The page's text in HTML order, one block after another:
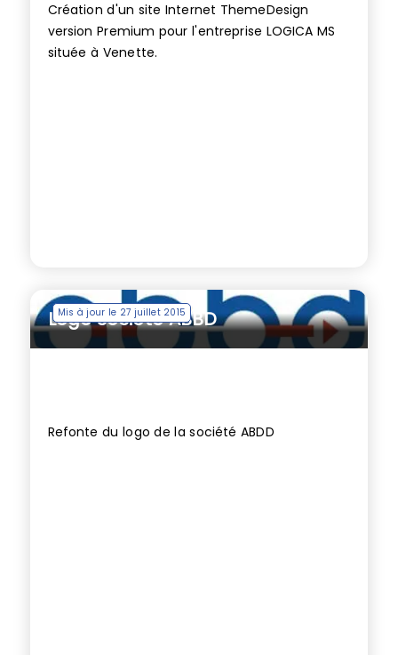
Création d'un site Internet ThemeDesign
version Premium pour l'entreprise LOGICA MS
située à Venette.
Mis à jour le 27 juillet 2015
Logo société ABBD
Refonte du logo de la société ABDD